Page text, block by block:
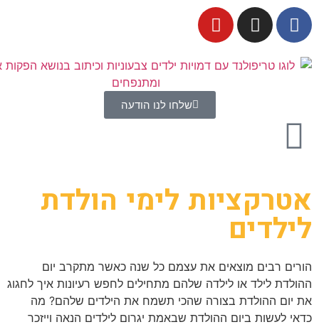
שלחו לנו הודעה
אטרקציות לימי הולדת
לילדים
הורים רבים מוצאים את עצמם כל שנה כאשר מתקרב יום
ההולדת לילד או לילדה שלהם מתחילים לחפש רעיונות איך לחגוג
את יום ההולדת בצורה שהכי תשמח את הילדים שלהם? מה
כדאי לעשות ביום ההולדת שבאמת יגרום לילדים הנאה וייזכר